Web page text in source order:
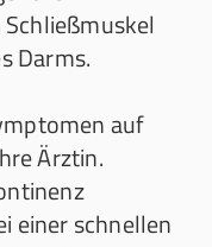
Darms.
auf
Ärztin.
einer schnellen